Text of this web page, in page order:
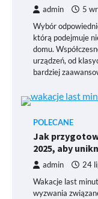
admin 5
Wybór
którą podejmuje
domu.
urządzeń, od
bardziej
POLECANE
Jak
2025, aby
admin 24
Wakacje last
wyzwania